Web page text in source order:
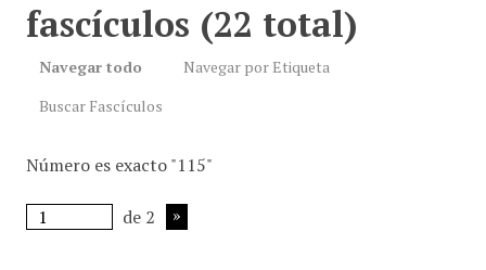
fascículos (22 total)
Navegar todo
Navegar por Etiqueta
Buscar Fascículos
Número es exacto "115"
de 2